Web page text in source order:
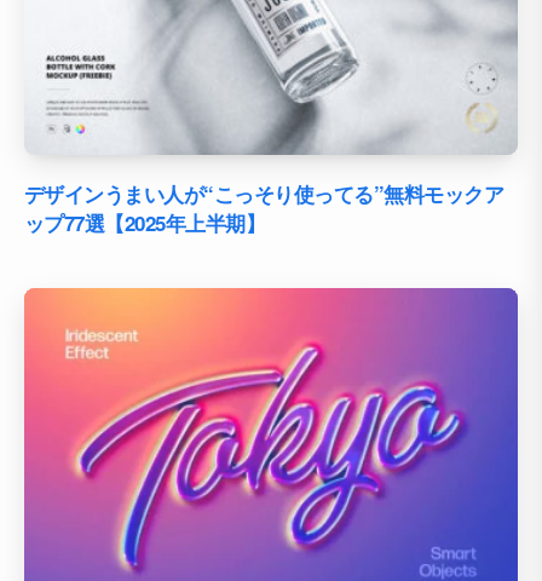
デザインうまい人が“こっそり使ってる”無料モックア
ップ77選【2025年上半期】